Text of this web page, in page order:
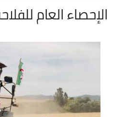
الإحصاء العام للفلاحة